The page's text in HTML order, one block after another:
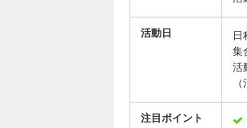
活動日
日
集
活
注目ポイント